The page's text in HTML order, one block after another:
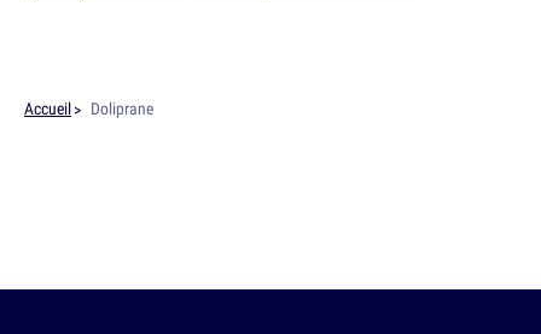
Accueil Doliprane